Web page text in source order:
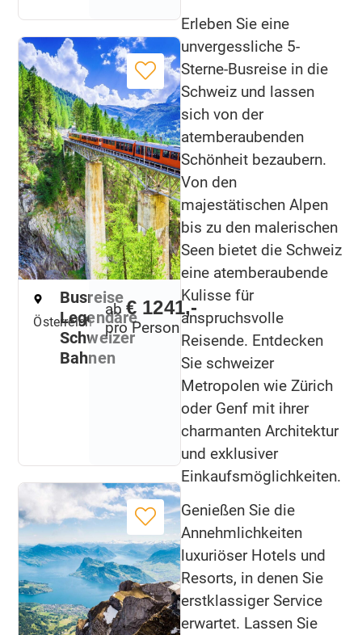
Österreich
Busreise
Legendäre
Schweizer
Bahnen
ab € 1241,-
pro Person
Erleben Sie eine
unvergessliche 5-
Sterne-Busreise in die
Schweiz und lassen
sich von der
atemberaubenden
Schönheit bezaubern.
Von den
majestätischen Alpen
bis zu den malerischen
Seen bietet die Schweiz
eine atemberaubende
Kulisse für
anspruchsvolle
Reisende. Entdecken
Sie schweizer
Metropolen wie Zürich
oder Genf mit ihrer
charmanten Architektur
und exklusiver
Einkaufsmöglichkeiten.
Genießen Sie die
Annehmlichkeiten
luxuriöser Hotels und
Resorts, in denen Sie
erstklassiger Service
erwartet. Lassen Sie